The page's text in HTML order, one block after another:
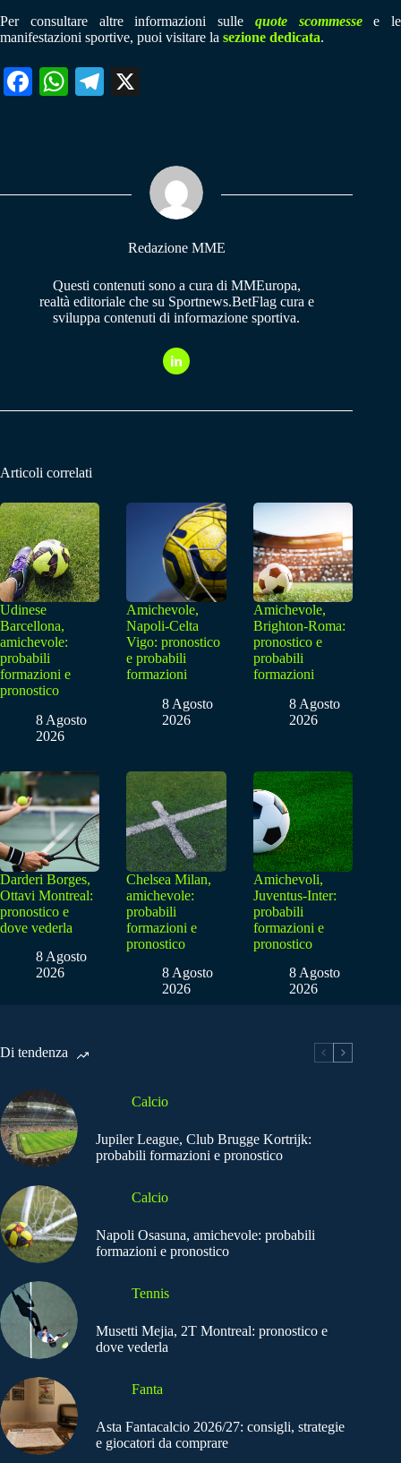
Per consultare altre informazioni sulle quote scommessee le
manifestazioni sportive, puoi visitare la sezione dedicata.
Fa W
pp
Te
m
Redazione MME
Questi contenuti sono a cura di MMEuropa,
realtà editoriale che su Sportnews.BetFlag cura e
sviluppa contenuti di informazione sportiva.
Articoli correlati
Udinese
Barcellona,
amichevole:
probabili
formazioni e
pronostico
8 Agosto
2026
Amichevole,
Napoli-Celta
Vigo: pronostico
e probabili
formazioni
8 Agosto
2026
Amichevole,
Brighton-Roma:
pronostico e
probabili
formazioni
8 Agosto
2026
Darderi Borges,
Ottavi Montreal:
pronostico e
dove vederla
8 Agosto
2026
Chelsea Milan,
amichevole:
probabili
formazioni e
pronostico
8 Agosto
2026
Amichevoli,
Juventus-Inter:
probabili
formazioni e
pronostico
8 Agosto
2026
Di tendenza
Calcio
Jupiler League, Club Brugge Kortrijk:
probabili formazioni e pronostico
Calcio
Napoli Osasuna, amichevole: probabili
formazioni e pronostico
Tennis
Musetti Mejia, 2T Montreal: pronostico e
dove vederla
Fanta
Asta Fantacalcio 2026/27: consigli, strategie
e giocatori da comprare